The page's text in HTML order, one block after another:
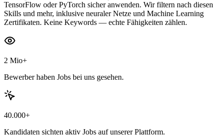
TensorFlow oder PyTorch sicher anwenden. Wir filtern nach diesen
Skills und mehr, inklusive neuraler Netze und Machine Learning
Zertifikaten. Keine Keywords — echte Fähigkeiten zählen.
2 Mio+
Bewerber haben Jobs bei uns gesehen.
40.000+
Kandidaten sichten aktiv Jobs auf unserer Plattform.